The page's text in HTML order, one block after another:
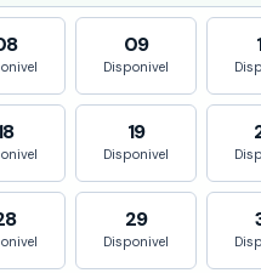
09
Disponivel
19
Disponivel
29
Disponivel